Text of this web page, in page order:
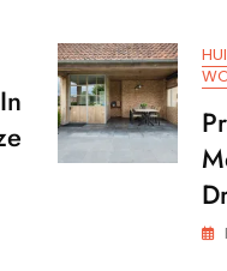
Ontdek
Jouw
Nu!